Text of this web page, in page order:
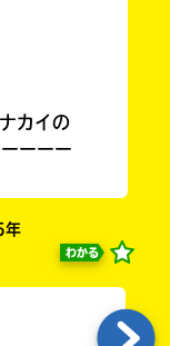
カイの
ーーー
年
わかる